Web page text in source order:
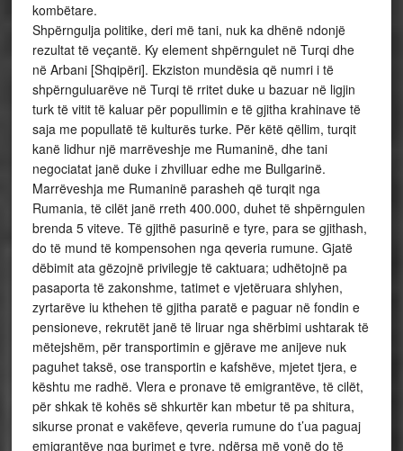
kombëtare.
Shpërngulja politike, deri më tani, nuk ka dhënë ndonjë
rezultat të veçantë. Ky element shpërngulet në Turqi dhe
në Arbani [Shqipëri]. Ekziston mundësia që numri i të
shpërnguluarëve në Turqi të rritet duke u bazuar në ligjin
turk të vitit të kaluar për popullimin e të gjitha krahinave të
saja me popullatë të kulturës turke. Për këtë qëllim, turqit
kanë lidhur një marrëveshje me Rumaninë, dhe tani
negociatat janë duke i zhvilluar edhe me Bullgarinë.
Marrëveshja me Rumaninë parasheh që turqit nga
Rumania, të cilët janë rreth 400.000, duhet të shpërngulen
brenda 5 viteve. Të gjithë pasurinë e tyre, para se gjithash,
do të mund të kompensohen nga qeveria rumune. Gjatë
dëbimit ata gëzojnë privilegje të caktuara; udhëtojnë pa
pasaporta të zakonshme, tatimet e vjetëruara shlyhen,
zyrtarëve iu kthehen të gjitha paratë e paguar në fondin e
pensioneve, rekrutët janë të liruar nga shërbimi ushtarak të
mëtejshëm, për transportimin e gjërave me anijeve nuk
paguhet taksë, ose transportin e kafshëve, mjetet tjera, e
kështu me radhë. Vlera e pronave të emigrantëve, të cilët,
për shkak të kohës së shkurtër kan mbetur të pa shitura,
sikurse pronat e vakëfeve, qeveria rumune do t’ua paguaj
emigrantëve nga burimet e tyre, ndërsa më vonë do të